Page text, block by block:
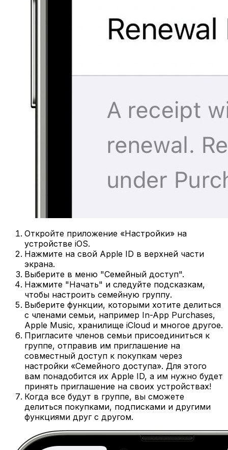
Откройте приложение «Настройки» на
устройстве iOS.
Нажмите на свой Apple ID в верхней части
экрана.
Выберите в меню "Семейный доступ".
Нажмите "Начать" и следуйте подсказкам,
чтобы настроить семейную группу.
Выберите функции, которыми хотите делиться
с членами семьи, например In-App Purchases,
Apple Music, хранилище iCloud и многое другое.
Пригласите членов семьи присоединиться к
группе, отправив им приглашение на
совместный доступ к покупкам через
настройки «Семейного доступа». Для этого
вам понадобится их Apple ID, а им нужно будет
принять приглашение на своих устройствах!
Когда все будут в группе, вы сможете
делиться покупками, подписками и другими
функциями друг с другом.